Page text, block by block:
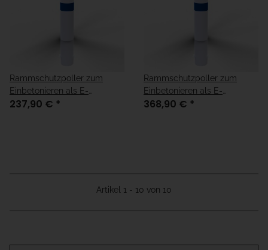
Rammschutzpoller zum
Einbetonieren als E-
Ladesäulenschutzin in weiß,
237,90 € *
Rammschutzpoller zum
Einbetonieren als E-
Ladesäulenschutzin in weiß,
368,90 € *
Artikel 1 - 10 von 10